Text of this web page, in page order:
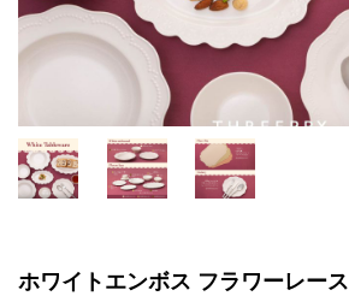
ホワイトエンボス フラワーレース